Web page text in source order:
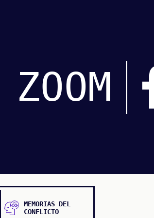
ZOOM
MEMORIAS DEL
CONFLICTO